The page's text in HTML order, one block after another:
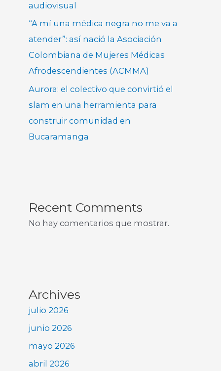
audiovisual
“A mí una médica negra no me va a
atender”: así nació la Asociación
Colombiana de Mujeres Médicas
Afrodescendientes (ACMMA)
Aurora: el colectivo que convirtió el
slam en una herramienta para
construir comunidad en
Bucaramanga
Recent Comments
No hay comentarios que mostrar.
Archives
julio 2026
junio 2026
mayo 2026
abril 2026